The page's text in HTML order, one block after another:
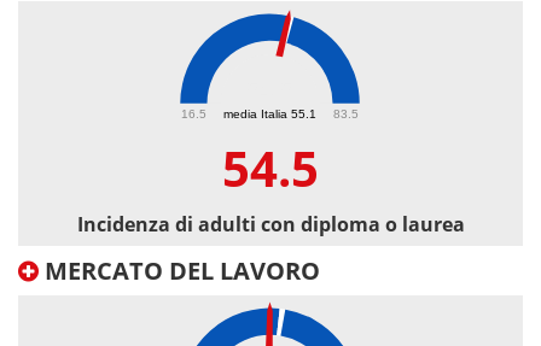
media Italia 55.1
16.5 83.5
54.5
Incidenza di adulti con diploma o laurea
MERCATO DEL LAVORO